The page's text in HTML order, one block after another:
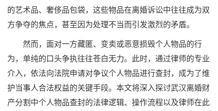
的艺术品、奢侈品包袋，这些物品在离婚诉讼中往往成为双
方争夺的焦点，甚至因为处理不当而引发激烈的矛盾。
然而，面对一方藏匿、变卖或恶意损毁个人物品的行
为，单纯的口头争执往往苍白无力。此时，通过律师的专业
介入，依法向法院申请对争议个人物品进行查封，成为了维
护当事人合法权益的关键手段。本文将深入探讨武汉离婚财
产分割中个人物品查封的法律逻辑、操作流程以及律师在此